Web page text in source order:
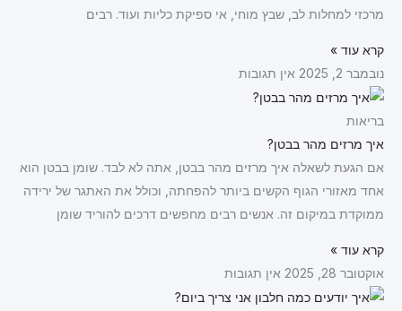
מרכזי למחלות לב, שבץ מוחי, אי ספיקת כליות ועוד. רבים
קרא עוד »
נובמבר 2, 2025
אין תגובות
בריאות
איך מרזים מהר בבטן?
אם הגעת לשאלה איך מרזים מהר בבטן, אתה לא לבד. שומן בבטן הוא
אחד מאזורי הגוף הקשים ביותר להפחתה, וכולל את האתגר של ירידה
ממוקדת במיקום זה. אנשים רבים מחפשים דרכים להוריד שומן
קרא עוד »
אוקטובר 28, 2025
אין תגובות